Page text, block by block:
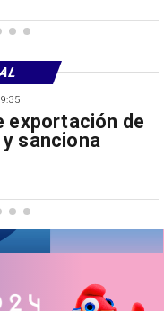
gira por